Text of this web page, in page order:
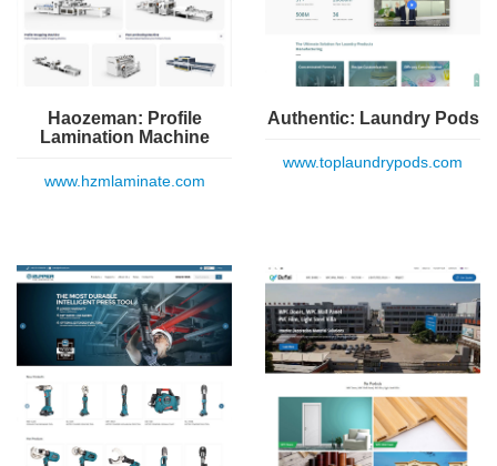
Haozeman: Profile
Lamination Machine
www.hzmlaminate.com
Authentic: Laundry Pods
www.toplaundrypods.com